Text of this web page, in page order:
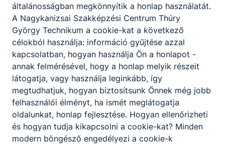
Megosztás
általánosságban megkönnyítik a honlap használatát.
A Nagykanizsai Szakképzési Centrum Thúry
György Technikum a cookie-kat a következő
célokból használja: információ gyűjtése azzal
kapcsolatban, hogyan használja Ön a honlapot -
annak felmérésével, hogy a honlap melyik részeit
látogatja, vagy használja leginkább, így
megtudhatjuk, hogyan biztosítsunk Önnek még jobb
felhasználói élményt, ha ismét meglátogatja
oldalunkat, honlap fejlesztése. Hogyan ellenőrizheti
és hogyan tudja kikapcsolni a cookie-kat? Minden
modern böngésző engedélyezi a cookie-k